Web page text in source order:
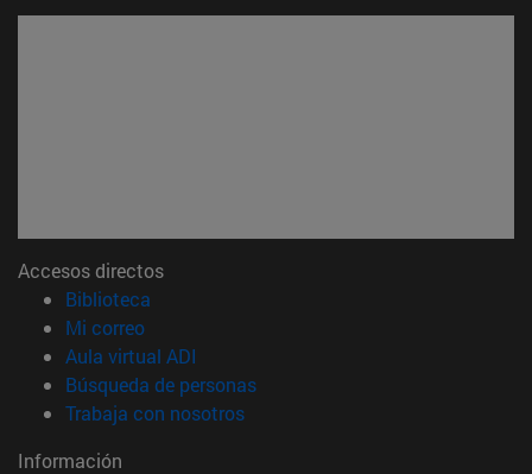
Accesos directos
Biblioteca
Mi correo(abre en nueva ventana)
Aula virtual ADI
Búsqueda de personas(abre en nueva ventana)
Trabaja con nosotros(abre en nueva ventana)
Información